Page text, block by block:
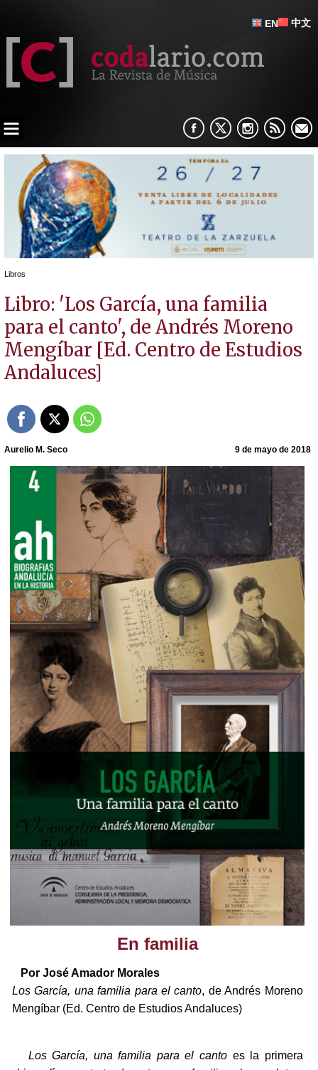
EN 中文
Libros
Libro: 'Los García, una familia
para el canto', de Andrés Moreno
Mengíbar [Ed. Centro de Estudios
Andaluces]
Aurelio M. Seco 9 de mayo de 2018
En familia
Por José Amador Morales
Los García, una familia para el canto, de Andrés Moreno
Mengíbar (Ed. Centro de Estudios Andaluces)
Los García, una familia para el canto es la primera